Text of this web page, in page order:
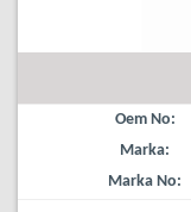
Oem No:
Marka:
Marka No: